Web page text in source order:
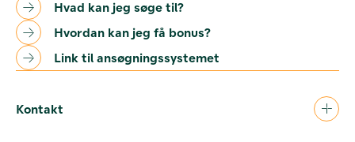
Hvad kan jeg søge til?
Hvordan kan jeg få bonus?
Link til ansøgningssystemet
Kontakt